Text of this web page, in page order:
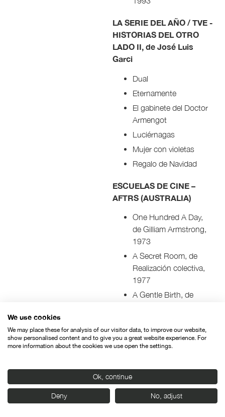
LA SERIE DEL AÑO / TVE -
HISTORIAS DEL OTRO
LADO II, de José Luis
Garci
Dual
Eternamente
El gabinete del Doctor
Armengot
Luciérnagas
Mujer con violetas
Regalo de Navidad
ESCUELAS DE CINE –
AFTRS (AUSTRALIA)
One Hundred A Day,
de Gilliam Armstrong,
1973
A Secret Room, de
Realización colectiva,
1977
A Gentle Birth, de
Groping, de Salik
Silverstein y Alex
Peel, de Jane
Campion, 1982
Getting Wet, de Paul J.
We use cookies
We may place these for analysis of our visitor data, to improve our website,
show personalised content and to give you a great website experience. For
more information about the cookies we use open the settings.
Ok, continue
Deny No, adjust